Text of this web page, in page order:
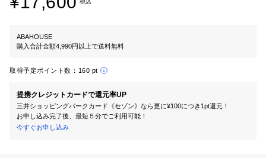
税込
ABAHOUSE
購入合計金額4,990円以上で送料無料
取得予定ポイント数： 160 pt
提携クレジットカードで還元率UP
三井ショッピングパークカード《セゾン》なら更に¥100につき1pt還元！
お申し込み完了後、最短５分でご利用可能！
今すぐお申し込み